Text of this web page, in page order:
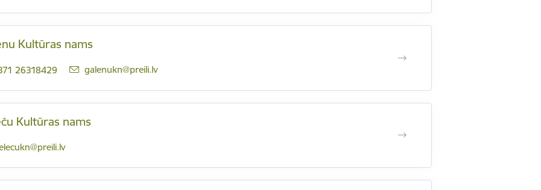
Kultūras nams
26318429 E-pasts:
galenukn@preili.lv
Kultūras nams
pasts: